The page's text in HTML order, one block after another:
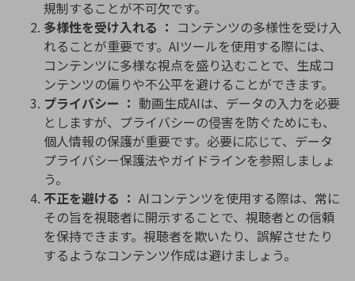
規制することが不可欠です。
多様性を受け入れる ： コンテンツの多様性を受け入
れることが重要です。AIツールを使用する際には、
コンテンツに多様な視点を盛り込むことで、生成コ
ンテンツの偏りや不公平を避けることができます。
プライバシー ： 動画生成AIは、データの入力を必要
としますが、プライバシーの侵害を防ぐためにも、
個人情報の保護が重要です。必要に応じて、データ
プライバシー保護法やガイドラインを参照しましょ
う。
不正を避ける ： AIコンテンツを使用する際は、常に
その旨を視聴者に開示することで、視聴者との信頼
を保持できます。視聴者を欺いたり、誤解させたり
するようなコンテンツ作成は避けましょう。